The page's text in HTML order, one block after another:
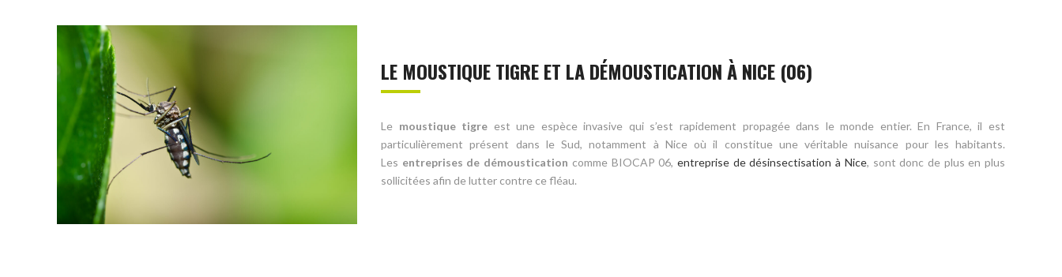
LE MOUSTIQUE TIGRE ET LA DÉMOUSTICATION À NICE (06)
Le moustique tigre est une espèce invasive qui s’est rapidement propagée dans le monde entier. En France, il est
particulièrement présent dans le Sud, notamment à Nice où il constitue une véritable nuisance pour les habitants.
Les entreprises de démoustication comme BIOCAP 06, entreprise de désinsectisation à Nice, sont donc de plus en plus
sollicitées afin de lutter contre ce fléau.